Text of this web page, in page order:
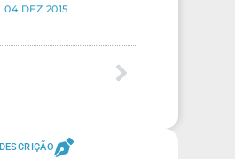
04 DEZ 2015
DESCRIÇÃO